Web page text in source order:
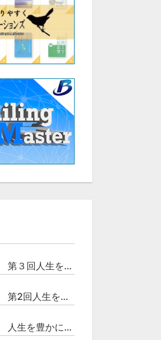
【イベント開催告知】 第３回人生を豊かにする「本の力」を学ぶ会
【イベント開催告知】 第2回人生を豊かにする「本の力」を学ぶ会
【イベント開催告知】 人生を豊かにする「本の力」を学ぶ会